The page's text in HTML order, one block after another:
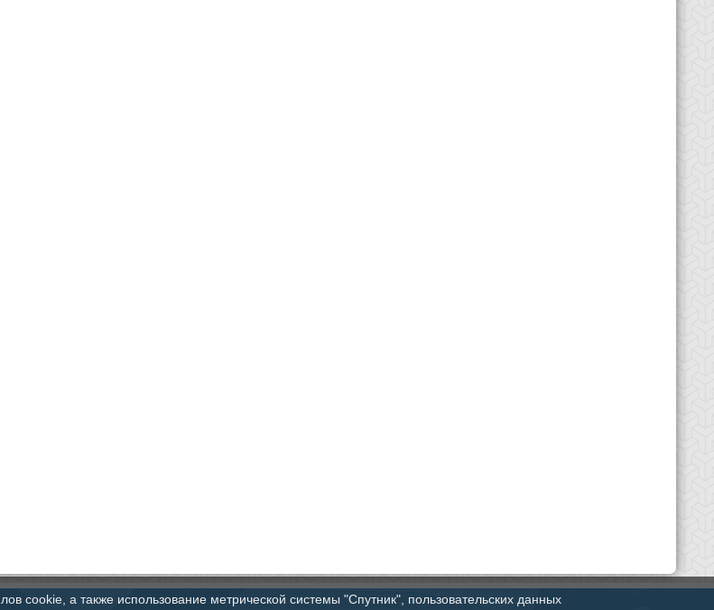
cookie, а также использование метрической системы "Спутник", пользовательских данных